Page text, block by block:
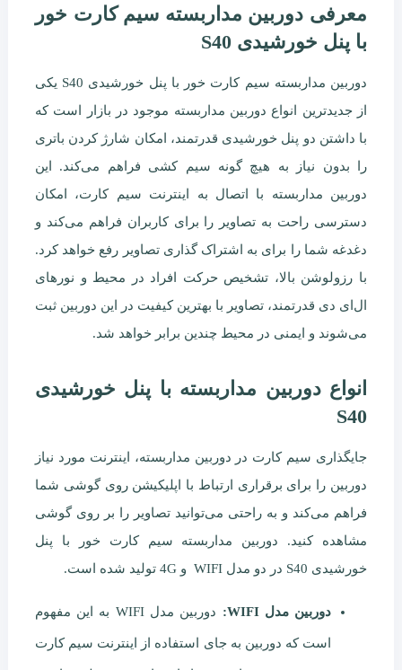
معرفی دوربین مداربسته سیم کارت خور
با پنل خورشیدی S40
دوربین مداربسته سیم کارت خور با پنل خورشیدی S40 یکی
از جدیدترین انواع دوربین مداربسته موجود در بازار است که
با داشتن دو پنل خورشیدی قدرتمند، امکان شارژ کردن باتری
را بدون نیاز به هیچ گونه سیم کشی فراهم می‌کند. این
دوربین مداربسته با اتصال به اینترنت سیم کارت، امکان
دسترسی راحت به تصاویر را برای کاربران فراهم می‌کند و
دغدغه شما را برای به اشتراک گذاری تصاویر رفع خواهد کرد.
با رزولوشن بالا، تشخیص حرکت افراد در محیط و نورهای
ال‌ای دی قدرتمند، تصاویر با بهترین کیفیت در این دوربین ثبت
می‌شوند و ایمنی در محیط چندین برابر خواهد شد.
انواع دوربین مداربسته با پنل خورشیدی
S40
جایگذاری سیم کارت در دوربین مداربسته، اینترنت مورد نیاز
دوربین را برای برقراری ارتباط با اپلیکیشن روی گوشی شما
فراهم می‌کند و به راحتی می‌توانید تصاویر را بر روی گوشی
مشاهده کنید. دوربین مداربسته سیم کارت خور با پنل
خورشیدی S40 در دو مدل WIFI و 4G تولید شده است.
دوربین مدلWIFI: دوربین مدل WIFI به این مفهوم
است که دوربین به جای استفاده از اینترنت سیم کارت